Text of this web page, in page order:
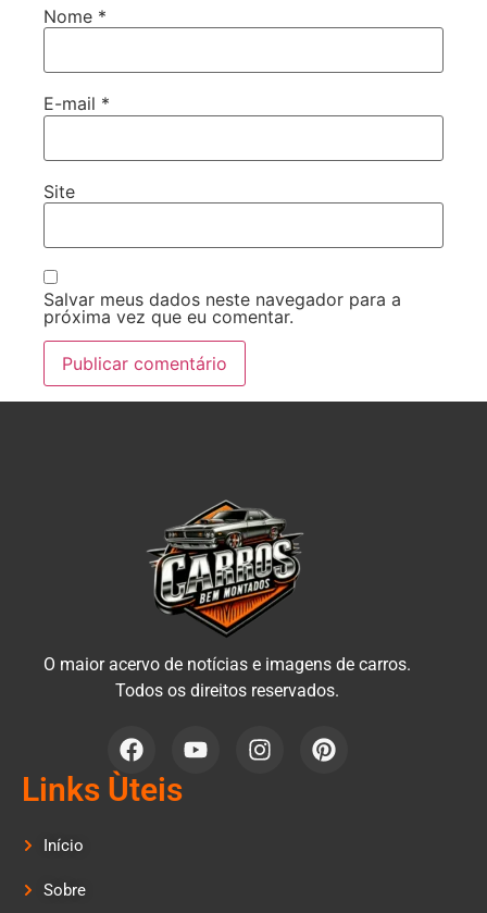
Nome *
E-mail *
Site
Salvar meus dados neste navegador para a
próxima vez que eu comentar.
O maior acervo de notícias e imagens de carros.
Todos os direitos reservados.
Links Ùteis
Início
Sobre